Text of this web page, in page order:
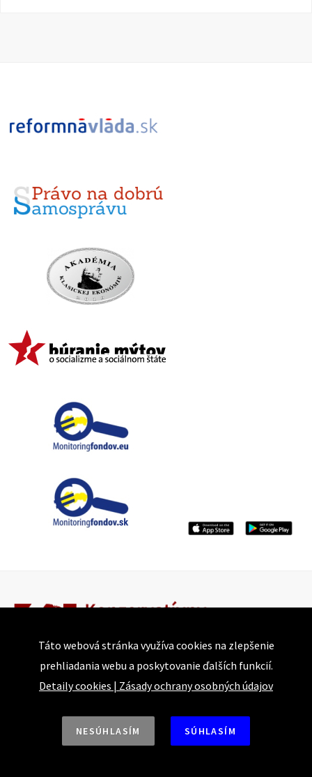
821 05 Bratislava
Táto webová stránka využíva cookies na zlepšenie
prehliadania webu a poskytovanie ďalších funkcií.
Detaily cookies | Zásady ochrany osobných údajov
NESÚHLASÍM SÚHLASÍM